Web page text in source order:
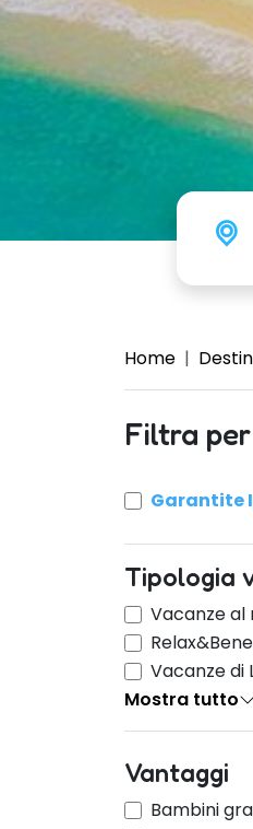
Home
Filtra per
Garantite
Tipologia
Vacanze al
Vacanze di
Mostra tutto
Vantaggi
Bambini